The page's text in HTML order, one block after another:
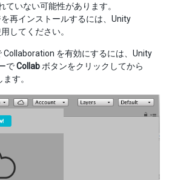
ていない可能性があります。
再インストールするには、Unity
してください。
Collaboration を有効にするには、Unity
でCollab ボタンをクリックしてから
す。